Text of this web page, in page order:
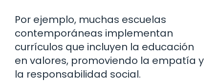
Por ejemplo, muchas escuelas
contemporáneas implementan
currículos que incluyen la educación
en valores, promoviendo la empatía y
la responsabilidad social.